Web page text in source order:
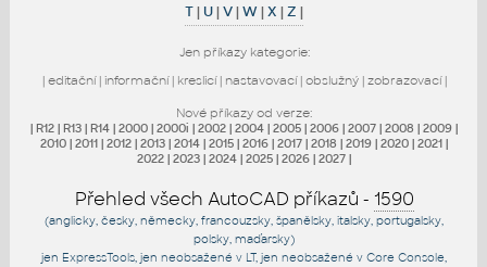
T| U|V|W|X |Z |
Jen příkazy kategorie:
| editační| informační| kreslicí| nastavovací| obslužný| zobrazovací|
Nové příkazy od verze:
| R12 | R13 | R14 | 2000 | 2000i | 2002 | 2004 | 2005 | 2006 | 2007 | 2008 | 2009 |
2010 | 2011 | 2012 | 2013 | 2014 | 2015 | 2016 | 2017 | 2018 | 2019 | 2020 | 2021 |
2022 | 2023 | 2024 | 2025 | 2026 | 2027 |
Přehled všech AutoCAD příkazů - 1590
(anglicky, česky, německy, francouzsky, španělsky, italsky, portugalsky,
polsky, maďarsky)
jen ExpressTools , jen neobsažené v LT, jen neobsažené v Core Console